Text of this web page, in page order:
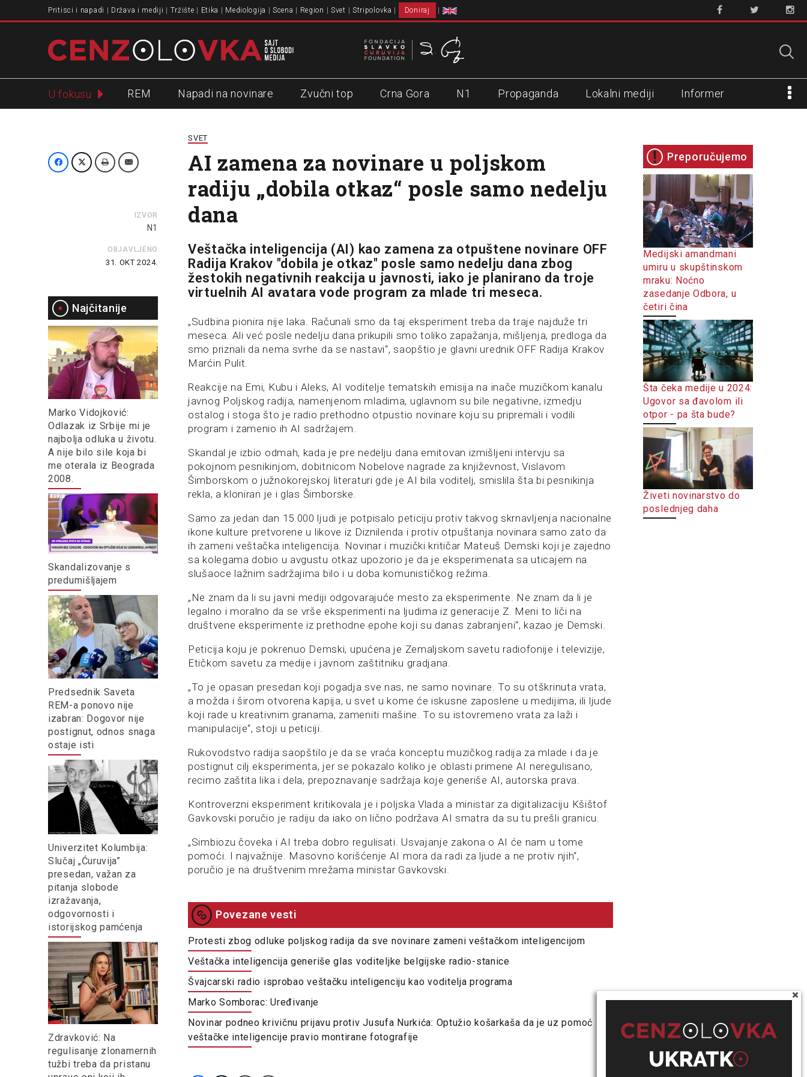
Pritisci i napadi Država i mediji Tržište Etika Mediologija Scena Region Svet Stripolovka Doniraj
U fokusu REM Napadi na novinare Zvučni top Crna Gora N1 Propaganda Lokalni mediji Informer
IZVOR
N1
OBJAVLJENO
31. OKT 2024.
Najčitanije
Marko Vidojković:
Odlazak iz Srbije mi je
najbolja odluka u životu.
A nije bilo sile koja bi
me oterala iz Beograda
2008.
Skandalizovanje s
predumišljajem
Predsednik Saveta
REM-a ponovo nije
izabran: Dogovor nije
postignut, odnos snaga
ostaje isti
Univerzitet Kolumbija:
Slučaj „Ćuruvija”
presedan, važan za
pitanja slobode
izražavanja,
odgovornosti i
istorijskog pamćenja
Zdravković: Na
regulisanje zlonamernih
tužbi treba da pristanu
SVET
AI zamena za novinare u poljskom
radiju „dobila otkaz“ posle samo nedelju
dana
Veštačka inteligencija (AI) kao zamena za otpuštene novinare OFF
Radija Krakov "dobila je otkaz" posle samo nedelju dana zbog
žestokih negativnih reakcija u javnosti, iako je planirano da troje
virtuelnih AI avatara vode program za mlade tri meseca.
„Sudbina pionira nije laka. Računali smo da taj eksperiment treba da traje najduže tri
meseca. Ali već posle nedelju dana prikupili smo toliko zapažanja, mišljenja, predloga da
smo priznali da nema svrhe da se nastavi“, saopštio je glavni urednik OFF Radija Krakov
Marćin Pulit.
Reakcije na Emi, Kubu i Aleks, AI voditelje tematskih emisija na inače muzičkom kanalu
javnog Poljskog radija, namenjenom mladima, uglavnom su bile negativne, izmedju
ostalog i stoga što je radio prethodno otpustio novinare koju su pripremali i vodili
program i zamenio ih AI sadržajem.
Skandal je izbio odmah, kada je pre nedelju dana emitovan izmišljeni intervju sa
pokojnom pesnikinjom, dobitnicom Nobelove nagrade za književnost, Vislavom
Šimborskom o južnokorejskoj literaturi gde je AI bila voditelj, smislila šta bi pesnikinja
rekla, a kloniran je i glas Šimborske.
Samo za jedan dan 15.000 ljudi je potpisalo peticiju protiv takvog skrnavljenja nacionalne
ikone kulture pretvorene u likove iz Diznilenda i protiv otpuštanja novinara samo zato da
ih zameni veštačka inteligencija. Novinar i muzički kritičar Mateuš Demski koji je zajedno
sa kolegama dobio u avgustu otkaz upozorio je da je eksperimenata sa uticajem na
slušaoce lažnim sadržajima bilo i u doba komunističkog režima.
„Ne znam da li su javni mediji odgovarajuće mesto za eksperimente. Ne znam da li je
legalno i moralno da se vrše eksperimenti na ljudima iz generacije Z. Meni to liči na
društvene eksperimente iz prethodne epohe koji su danas zabranjeni“, kazao je Demski.
Peticija koju je pokrenuo Demski, upućena je Zemaljskom savetu radiofonije i televizije,
Etičkom savetu za medije i javnom zaštitniku gradjana.
„To je opasan presedan koji pogadja sve nas, ne samo novinare. To su otškrinuta vrata,
a možda i širom otvorena kapija, u svet u kome će iskusne zaposlene u medijima, ili ljude
koji rade u kreativnim granama, zameniti mašine. To su istovremeno vrata za laži i
manipulacije“, stoji u peticiji.
Rukovodstvo radija saopštilo je da se vraća konceptu muzičkog radija za mlade i da je
postignut cilj eksperimenta, jer se pokazalo koliko je oblasti primene AI neregulisano,
recimo zaštita lika i dela, prepoznavanje sadržaja koje generiše AI, autorska prava.
Kontroverzni eksperiment kritikovala je i poljska Vlada a ministar za digitalizaciju Kšištof
Gavkovski poručio je radiju da iako on lično podržava AI smatra da su tu prešli granicu.
„Simbiozu čoveka i AI treba dobro regulisati. Usvajanje zakona o AI će nam u tome
pomoći. I najvažnije. Masovno korišćenje AI mora da radi za ljude a ne protiv njih“,
poručio je na društvenim mrežama ministar Gavkovski.
Povezane vesti
Protesti zbog odluke poljskog radija da sve novinare zameni veštačkom inteligencijom
Veštačka inteligencija generiše glas voditeljke belgijske radio-stanice
Švajcarski radio isprobao veštačku inteligenciju kao voditelja programa
Marko Somborac: Uređivanje
Novinar podneo krivičnu prijavu protiv Jusufa Nurkića: Optužio košarkaša da je uz pomoć
veštačke inteligencije pravio montirane fotografije
Preporučujemo
Medijski amandmani
umiru u skupštinskom
mraku: Noćno
zasedanje Odbora, u
četiri čina
Šta čeka medije u 2024:
Ugovor sa đavolom ili
otpor - pa šta bude?
Živeti novinarstvo do
poslednjeg daha